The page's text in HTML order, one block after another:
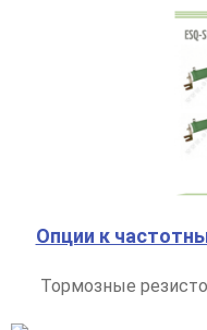
Опции к
Тормозные